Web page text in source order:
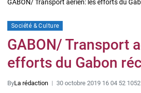
GABON/ Transport aérien: les efforts du
Société & Culture
GABON/ Transport
efforts du Gabon
ByLa rédaction 30 octobre 2019 16 04 52